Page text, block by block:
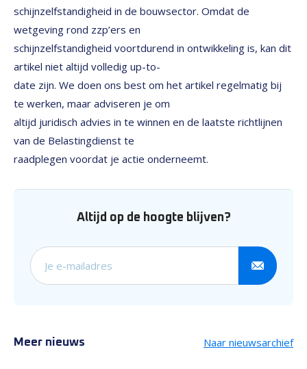
schijnzelfstandigheid in de bouwsector. Omdat de
wetgeving rond zzp’ers en
schijnzelfstandigheid voortdurend in ontwikkeling is, kan dit
artikel niet altijd volledig up-to-
date zijn. We doen ons best om het artikel regelmatig bij
te werken, maar adviseren je om
altijd juridisch advies in te winnen en de laatste richtlijnen
van de Belastingdienst te
raadplegen voordat je actie onderneemt.
Altijd op de hoogte blijven?
Schrijf je in voor onze
Meer nieuws Naar nieuwsarchief